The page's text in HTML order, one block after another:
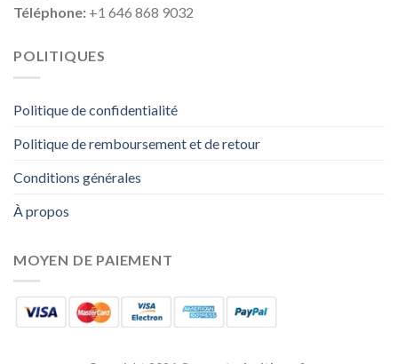
Téléphone: +1 646 868 9032
POLITIQUES
Politique de confidentialité
Politique de remboursement et de retour
Conditions générales
À propos
MOYEN DE PAIEMENT